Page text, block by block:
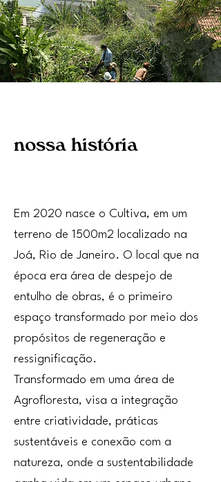
nossa história
Em 2020 nasce o Cultiva, em um
terreno de 1500m2 localizado na
Joá, Rio de Janeiro. O local que na
época era área de despejo de
entulho de obras, é o primeiro
espaço transformado por meio dos
propósitos de regeneração e
ressignificação.
Transformado em uma área de
Agrofloresta, visa a integração
entre criatividade, práticas
sustentáveis e conexão com a
natureza, onde a sustentabilidade